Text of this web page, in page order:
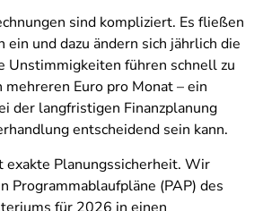
sind kompliziert. Es fließen
ein und dazu ändern sich jährlich die
Unstimmigkeiten führen schnell zu
Euro pro Monat – ein
der langfristigen Finanzplanung
entscheidend sein kann.
exakte Planungssicherheit. Wir
Programmablaufpläne (PAP) des